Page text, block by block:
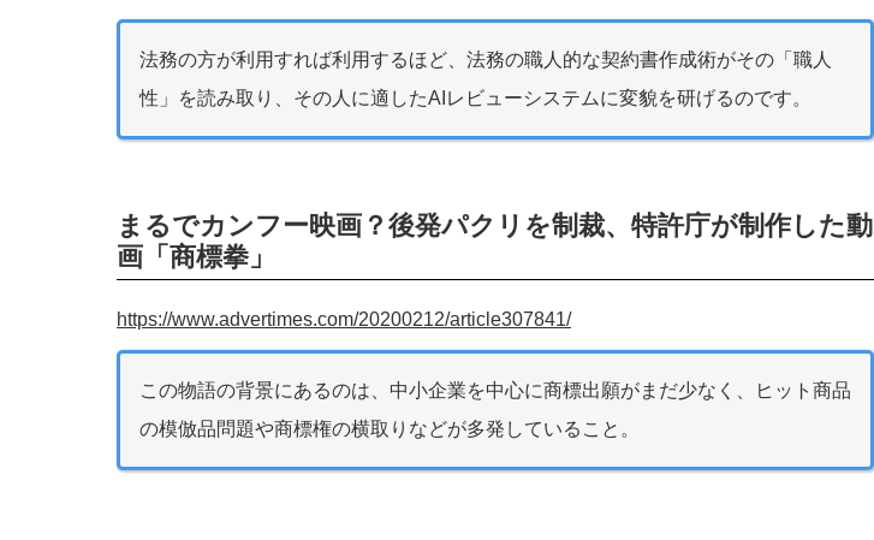
法務の方が利用すれば利用するほど、法務の職人的な契約書作成術がその「職人
性」を読み取り、その人に適したAIレビューシステムに変貌を研げるのです。
まるでカンフー映画？後発パクリを制裁、特許庁が制作した動
画「商標拳」
https://www.advertimes.com/20200212/article307841/
この物語の背景にあるのは、中小企業を中心に商標出願がまだ少なく、ヒット商品
の模倣品問題や商標権の横取りなどが多発していること。